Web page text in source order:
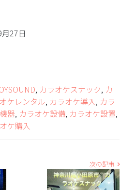
27日
, カラオケスナック, カ
ケレンタル, カラオケ導入, カラ
器, カラオケ設備, カラオケ設置,
ケ購入
次の記事